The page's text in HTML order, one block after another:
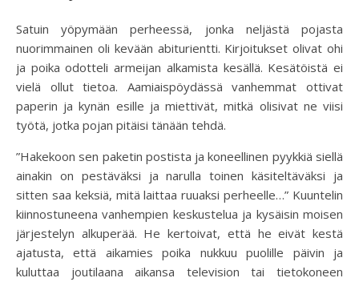
Satuin yöpymään perheessä, jonka neljästä pojasta
nuorimmainen oli kevään abiturientti. Kirjoitukset olivat ohi
ja poika odotteli armeijan alkamista kesällä. Kesätöistä ei
vielä ollut tietoa. Aamiaispöydässä vanhemmat ottivat
paperin ja kynän esille ja miettivät, mitkä olisivat ne viisi
työtä, jotka pojan pitäisi tänään tehdä.
”Hakekoon sen paketin postista ja koneellinen pyykkiä siellä
ainakin on pestäväksi ja narulla toinen käsiteltäväksi ja
sitten saa keksiä, mitä laittaa ruuaksi perheelle…” Kuuntelin
kiinnostuneena vanhempien keskustelua ja kysäisin moisen
järjestelyn alkuperää. He kertoivat, että he eivät kestä
ajatusta, että aikamies poika nukkuu puolille päivin ja
kuluttaa joutilaana aikansa television tai tietokoneen